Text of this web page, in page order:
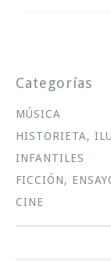
Categorías
MÚSICA
HISTORIETA,
INFANTILES
FICCIÓN,
CINE